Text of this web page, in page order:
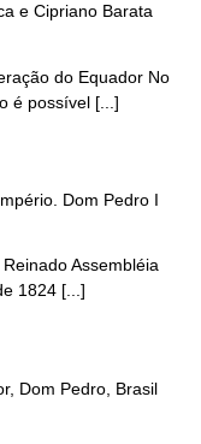
e Cipriano Barata
do Equador No
é possível [...]
Dom Pedro I
Assembléia
1824 [...]
Dom Pedro, Brasil